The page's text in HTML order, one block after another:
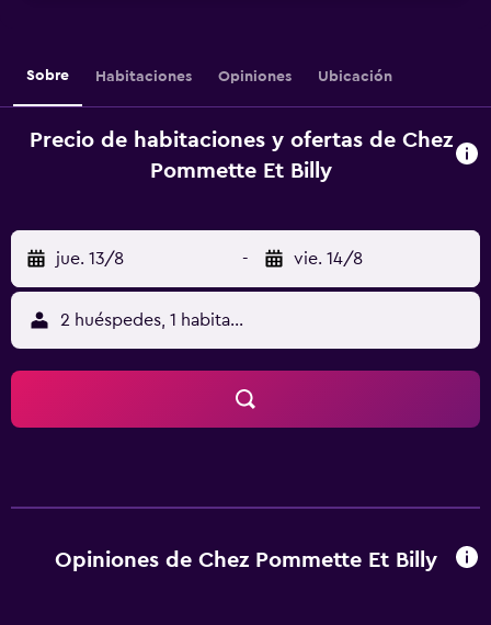
Sobre Habitaciones Opiniones Ubicación
Precio de habitaciones y ofertas de Chez
Pommette Et Billy
jue. 13/8 - vie. 14/8
2 huéspedes, 1 habitación
Opiniones de Chez Pommette Et Billy